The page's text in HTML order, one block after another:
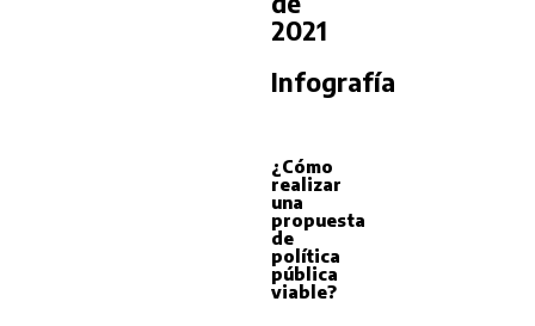
2021
Infografía
¿Cómo
realizar
una
propuesta
de
política
pública
viable?